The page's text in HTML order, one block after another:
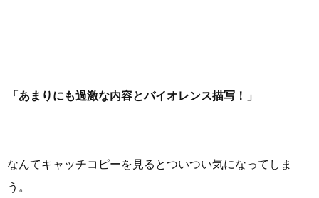
「あまりにも過激な内容とバイオレンス描写！」
なんてキャッチコピーを見るとついつい気になってしま
う。